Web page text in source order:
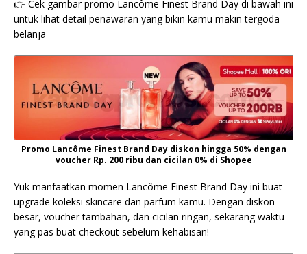
👉 Cek gambar promo Lancôme Finest Brand Day di bawah ini
untuk lihat detail penawaran yang bikin kamu makin tergoda
belanja
Promo Lancôme Finest Brand Day diskon hingga 50% dengan
voucher Rp. 200 ribu dan cicilan 0% di Shopee
Yuk manfaatkan momen Lancôme Finest Brand Day ini buat
upgrade koleksi skincare dan parfum kamu. Dengan diskon
besar, voucher tambahan, dan cicilan ringan, sekarang waktu
yang pas buat checkout sebelum kehabisan!